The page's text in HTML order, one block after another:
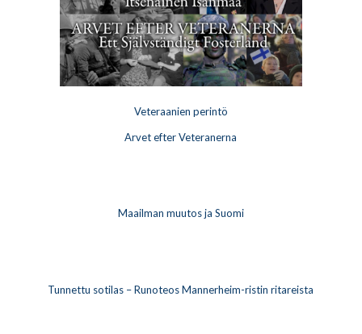
Veteraanien perintö
Arvet efter Veteranerna
Maailman muutos ja Suomi
Tunnettu sotilas – Runoteos Mannerheim-ristin ritareista